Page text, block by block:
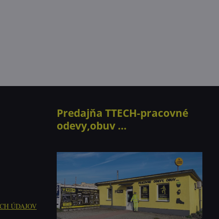
ÚDAJOV
Predajňa TTECH-pracovné
odevy,obuv ...